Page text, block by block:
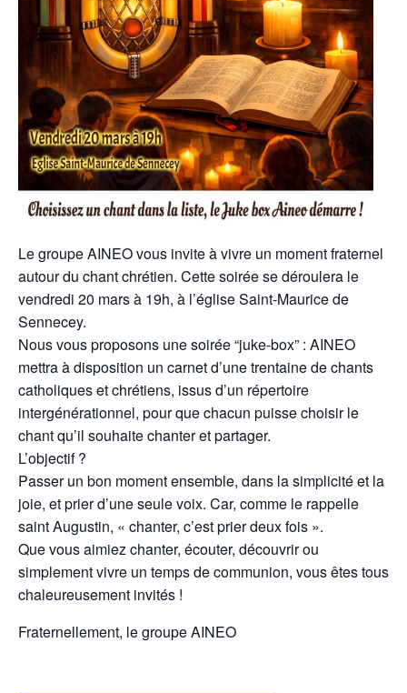
Le groupe AINEO vous invite à vivre un moment fraternel
autour du chant chrétien. Cette soirée se déroulera le
vendredi 20 mars à 19h, à l’église Saint-Maurice de
Sennecey.
Nous vous proposons une soirée “juke-box” : AINEO
mettra à disposition un carnet d’une trentaine de chants
catholiques et chrétiens, issus d’un répertoire
intergénérationnel, pour que chacun puisse choisir le
chant qu’il souhaite chanter et partager.
L’objectif ?
Passer un bon moment ensemble, dans la simplicité et la
joie, et prier d’une seule voix. Car, comme le rappelle
saint Augustin, « chanter, c’est prier deux fois ».
Que vous aimiez chanter, écouter, découvrir ou
simplement vivre un temps de communion, vous êtes tous
chaleureusement invités !
Fraternellement, le groupe AINEO